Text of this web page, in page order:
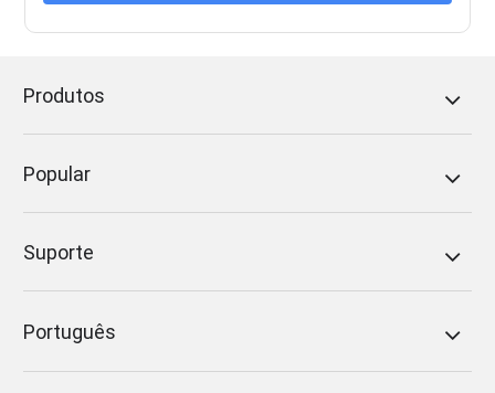
Produtos
Popular
Suporte
Português